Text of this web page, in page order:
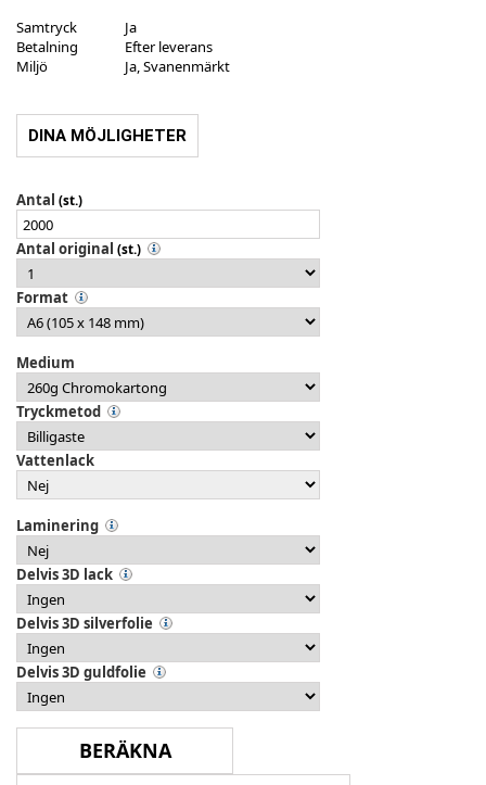
Samtryck
Ja
Betalning
Efter leverans
Miljö
Ja, Svanenmärkt
DINA MÖJLIGHETER
Antal (st.)
Antal original (st.)
Format
Medium
Tryckmetod
Vattenlack
Laminering
Delvis 3D lack
Delvis 3D silverfolie
Delvis 3D guldfolie